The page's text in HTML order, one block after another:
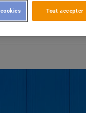
Tout accepter